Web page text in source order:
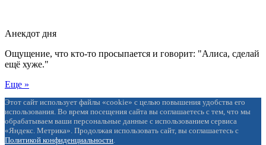
Анекдот дня
Ощущение, что кто-то просыпается и говорит: "Алиса, сделай
ещё хуже."
Еще »
Этот сайт использует файлы «cookie» с целью повышения удобства его
использования. Во время посещения сайта вы соглашаетесь с тем, что мы
обрабатываем ваши персональные данные с использованием сервиса
«Яндекс. Метрика». Продолжая использовать сайт, вы соглашаетесь с
Политикой конфиденциальности